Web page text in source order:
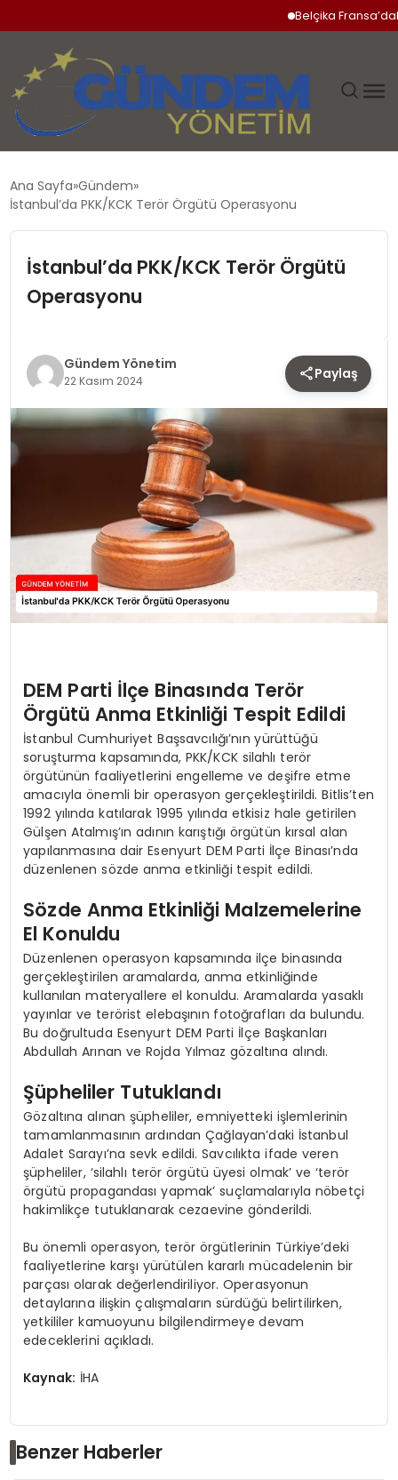
Belçika
DÜNYA
EKONOMI
SPOR
TEKNOLOJI
Ana Sayfa Gündem
İstanbul’da PKK/KCK Terör Örgütü Operasyonu
İstanbul’da PKK/KCK Terör Örgütü
Operasyonu
Gündem Yönetim
22 Kasım 2024 Paylaş
DEM Parti İlçe Binasında Terör
Örgütü Anma Etkinliği Tespit Edildi
İstanbul Cumhuriyet Başsavcılığı’nın yürüttüğü
soruşturma kapsamında, PKK/KCK silahlı terör
örgütünün faaliyetlerini engelleme ve deşifre etme
amacıyla önemli bir operasyon gerçekleştirildi. Bitlis’ten
1992 yılında katılarak 1995 yılında etkisiz hale getirilen
Gülşen Atalmış’ın adının karıştığı örgütün kırsal alan
yapılanmasına dair Esenyurt DEM Parti İlçe Binası’nda
düzenlenen sözde anma etkinliği tespit edildi.
Sözde Anma Etkinliği Malzemelerine
El Konuldu
Düzenlenen operasyon kapsamında ilçe binasında
gerçekleştirilen aramalarda, anma etkinliğinde
kullanılan materyallere el konuldu. Aramalarda yasaklı
yayınlar ve terörist elebaşının fotoğrafları da bulundu.
Bu doğrultuda Esenyurt DEM Parti İlçe Başkanları
Abdullah Arınan ve Rojda Yılmaz gözaltına alındı.
Şüpheliler Tutuklandı
Gözaltına alınan şüpheliler, emniyetteki işlemlerinin
tamamlanmasının ardından Çağlayan’daki İstanbul
Adalet Sarayı’na sevk edildi. Savcılıkta ifade veren
şüpheliler, ‘silahlı terör örgütü üyesi olmak’ ve ‘terör
örgütü propagandası yapmak’ suçlamalarıyla nöbetçi
hakimlikçe tutuklanarak cezaevine gönderildi.
Bu önemli operasyon, terör örgütlerinin Türkiye’deki
faaliyetlerine karşı yürütülen kararlı mücadelenin bir
parçası olarak değerlendiriliyor. Operasyonun
detaylarına ilişkin çalışmaların sürdüğü belirtilirken,
yetkililer kamuoyunu bilgilendirmeye devam
edeceklerini açıkladı.
Kaynak: İHA
Benzer Haberler